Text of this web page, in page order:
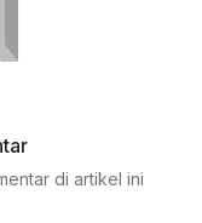
di artikel ini